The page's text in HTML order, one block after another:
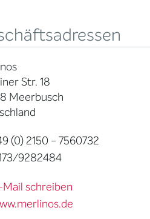
Str. 18
Meerbusch
(0) 2150 - 7560732
9282484
Mail schreiben